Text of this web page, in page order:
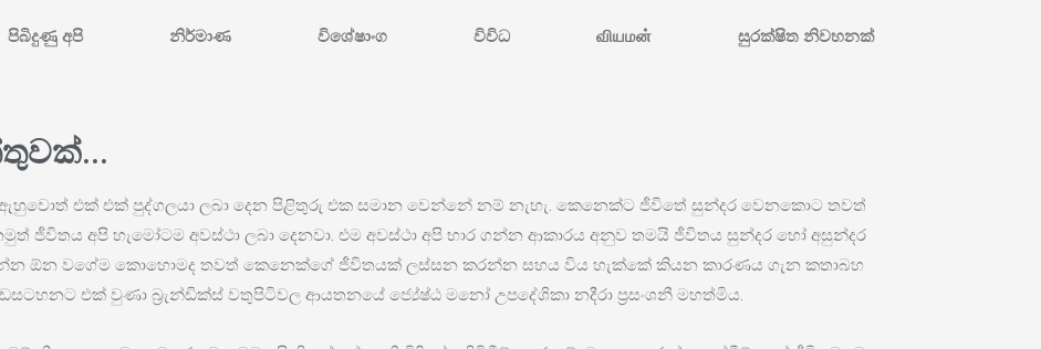
පිබිදුණු අපි නිර්මාණ විශේෂාංග විවිධ வியமன் සුරක්ෂිත නිවහනක්
එක් එක් පුද්ගලයා ලබා දෙන පිළිතුරු එක සමාන වෙන්නේ නම් නැහැ. කෙනෙක්ට ජීවිතේ සුන්දර වෙනකොට තවත්
ජීවිතය අපි හැමෝටම අවස්ථා ලබා දෙනවා. එම අවස්ථා අපි භාර ගන්න ආකාරය අනුව තමයි ජීවිතය සුන්දර හෝ අසුන්දර
ඕන වගේම කොහොමද තවත් කෙනෙක්ගේ ජීවිතයක් ලස්සන කරන්න සහය විය හැක්කේ කියන කාරණය ගැන කතාබහ
එක් වුණා බ්‍රැන්ඩික්ස් වතුපිටිවල ආයතනයේ ජ්‍යේෂ්ඨ මනෝ උපදේශිකා නදීරා ප්‍රසංශනී මහත්මිය.